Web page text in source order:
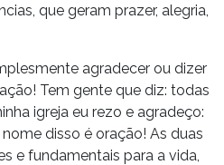
que geram prazer, alegria,
agradecer ou dizer
Tem gente que diz: todas
igreja eu rezo e agradeço:
disso é oração! As duas
e fundamentais para a vida,